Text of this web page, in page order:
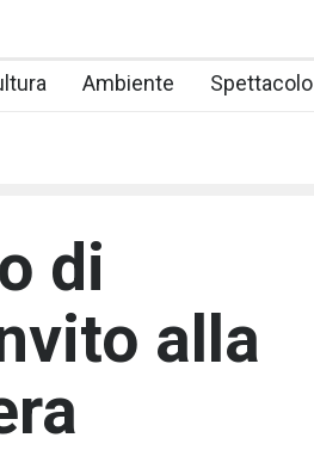
Ambiente Spettacolo
di
alla